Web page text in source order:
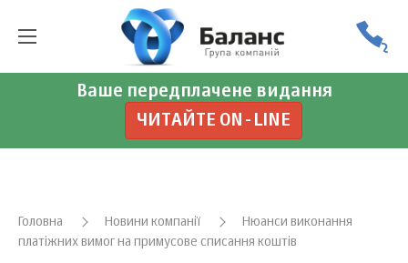
Ваше передплачене видання
ЧИТАЙТЕ ON-LINE
Головна Новини компанії
Нюанси виконання
платіжних вимог на примусове списання коштів